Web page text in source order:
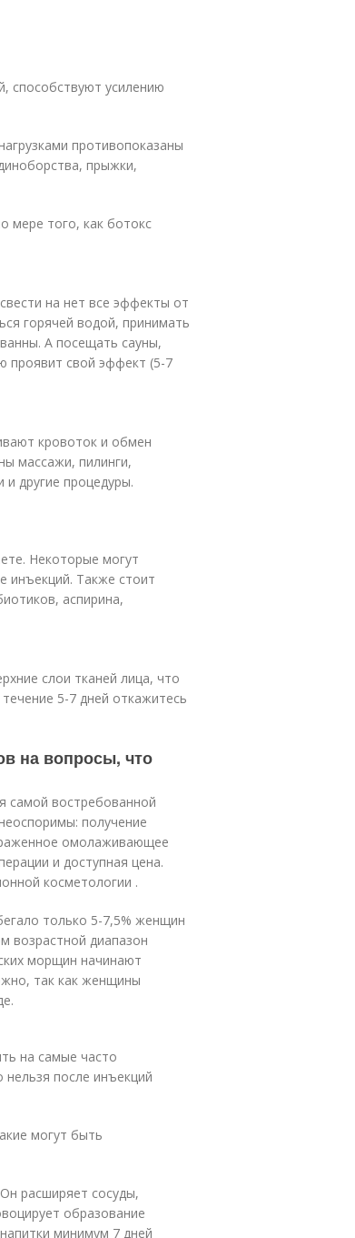
способствуют усилению
противопоказаны
прыжки,
мере того, как ботокс
на нет все эффекты от
горячей водой, принимать
А посещать сауны,
проявит свой эффект (5-7
кровоток и обмен
массажи, пилинги,
другие процедуры.
Некоторые могут
инъекций. Также стоит
аспирина,
слои тканей лица, что
5-7 дней откажитесь
на вопросы, что
самой востребованной
получение
омолаживающее
и доступная цена.
косметологии .
только 5-7,5% женщин
возрастной диапазон
морщин начинают
так как женщины
на самые часто
после инъекций
могут быть
расширяет сосуды,
образование
минимум 7 дней